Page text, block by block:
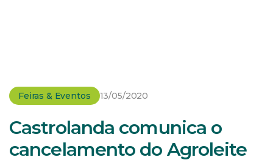
Feiras & Eventos 13/05/2020
Castrolanda comunica o
cancelamento do Agroleite